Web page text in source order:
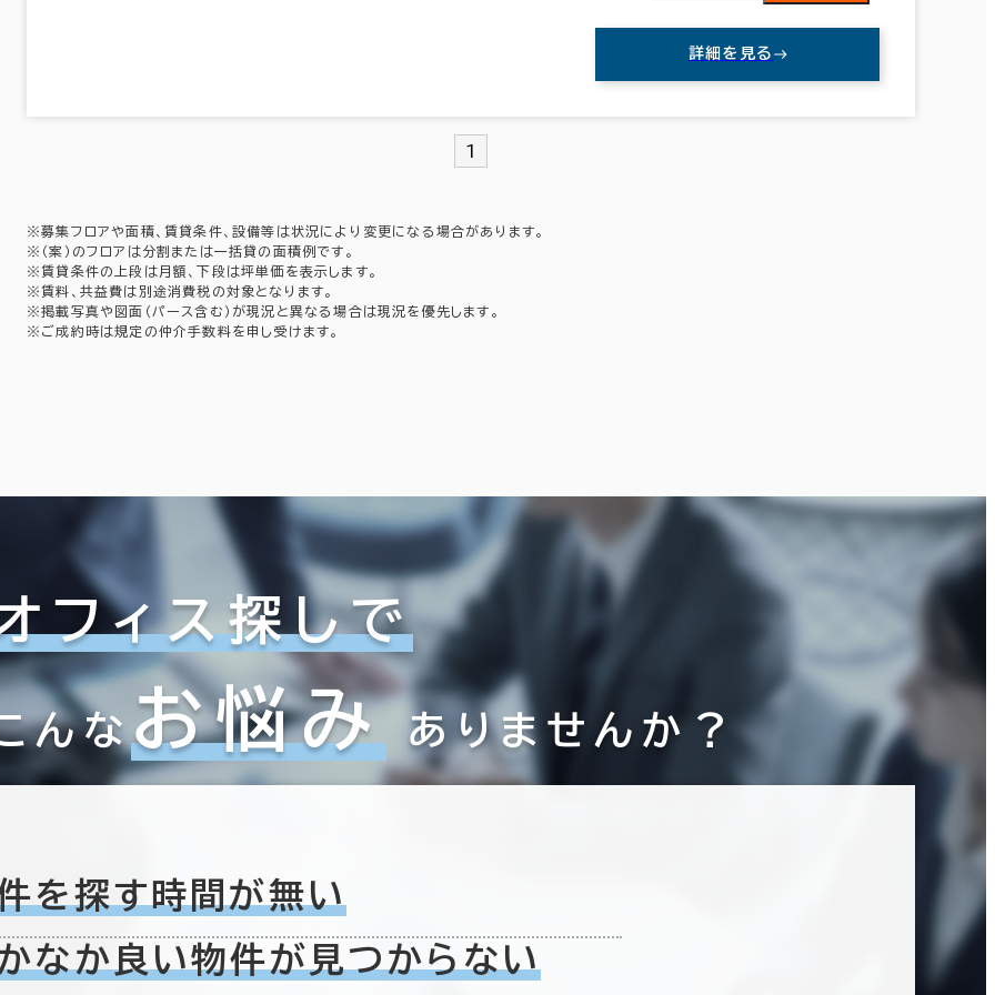
詳細を見る
1
※募集フロアや面積、賃貸条件、設備等は状況により変更になる場合があります。
※（案）のフロアは分割または一括貸の面積例です。
※賃貸条件の上段は月額、下段は坪単価を表示します。
※賃料、共益費は別途消費税の対象となります。
※掲載写真や図面（パース含む）が現況と異なる場合は現況を優先します。
※ご成約時は規定の仲介手数料を申し受けます。
フィス探しで
んな お悩み ありませんか？
を探す時間が無い
なか良い物件が 見つからない
2室 (2棟)
この条件で検索する
内 20年以内 30年以内